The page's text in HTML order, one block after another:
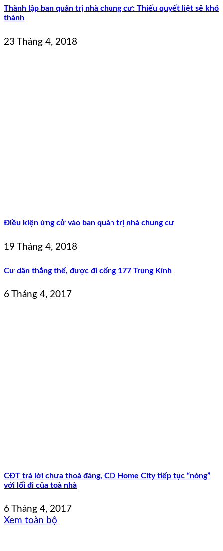
Thành lập ban quản trị nhà chung cư: Thiếu quyết liệt sẽ khó
thành
23 Tháng 4, 2018
Điều kiện ứng cử vào ban quản trị nhà chung cư
19 Tháng 4, 2018
Cư dân thắng thế, được đi cổng 177 Trung Kính
6 Tháng 4, 2017
CĐT trả lời chưa thoả đáng, CD Home City tiếp tục “nóng”
với lối đi của toà nhà
6 Tháng 4, 2017
Xem toàn bộ